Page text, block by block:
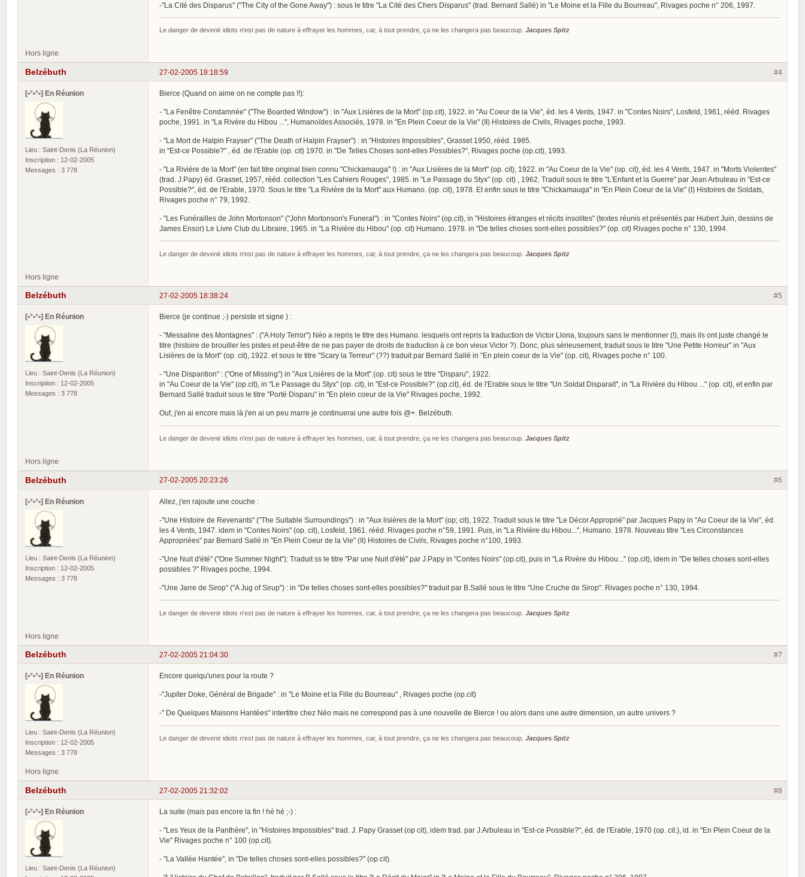
-"La Cité des Disparus" ("The City of the Gone Away") : sous le titre "La Cité des Chers Disparus" (trad. Bernard Sallé) in "Le Moine et la Fille du Bourreau", Rivages poche n° 206, 1997.
Le danger de devenir idiots n'est pas de nature à effrayer les hommes, car, à tout prendre, ça ne les changera pas beaucoup. Jacques Spitz
Hors ligne
#4
27-02-2005 18:18:59
Belzébuth
[•°•°•] En Réunion
Lieu : Saint-Denis (La Réunion)
Inscription : 12-02-2005
Messages : 3 778
Bierce (Quand on aime on ne compte pas !!):
- "La Fenêtre Condamnée" ("The Boarded Window") : in "Aux Lisières de la Mort" (op.cit), 1922. in "Au Coeur de la Vie", éd. les 4 Vents, 1947. in "Contes Noirs", Losfeld, 1961, rééd. Rivages
poche, 1991. in "La Rivère du Hibou ...", Humanoïdes Associés, 1978. in "En Plein Coeur de la Vie" (II) Histoires de Civils, Rivages poche, 1993.
- "La Mort de Halpin Frayser" ("The Death of Halpin Frayser") : in "Histoires Impossibles", Grasset 1950, rééd. 1985.
in "Est-ce Possible?" , éd. de l'Erable (op. cit) 1970. in "De Telles Choses sont-elles Possibles?", Rivages poche (op.cit), 1993.
- "La Rivière de la Mort" (en fait titre original bien connu "Chickamauga" !) : in "Aux Lisières de la Mort" (op. cit), 1922. in "Au Coeur de la Vie" (op. cit), éd. les 4 Vents, 1947. in "Morts Violentes"
(trad. J.Papy) éd. Grasset, 1957, rééd. collection "Les Cahiers Rouges", 1985. in "Le Passage du Styx" (op. cit) , 1962. Traduit sous le titre "L'Enfant et la Guerre" par Jean Arbuleau in "Est-ce
Possible?", éd. de l'Erable, 1970. Sous le titre "La Rivière de la Mort" aux Humano. (op. cit), 1978. Et enfin sous le titre "Chickamauga" in "En Plein Coeur de la Vie" (I) Histoires de Soldats,
Rivages poche n° 79, 1992.
- "Les Funérailles de John Mortonson" ("John Mortonson's Funeral") : in "Contes Noirs" (op.cit), in "Histoires étranges et récits insolites" (textes réunis et présentés par Hubert Juin, dessins de
James Ensor) Le Livre Club du Libraire, 1965. in "La Rivière du Hibou" (op. cit) Humano. 1978. in "De telles choses sont-elles possibles?" (op. cit) Rivages poche n° 130, 1994.
Le danger de devenir idiots n'est pas de nature à effrayer les hommes, car, à tout prendre, ça ne les changera pas beaucoup. Jacques Spitz
Hors ligne
#5
27-02-2005 18:38:24
Belzébuth
[•°•°•] En Réunion
Lieu : Saint-Denis (La Réunion)
Inscription : 12-02-2005
Messages : 3 778
Bierce (je continue ;-) persiste et signe ) :
- "Messaline des Montagnes" : ("A Holy Terror") Néo a repris le titre des Humano. lesquels ont repris la traduction de Victor Llona, toujours sans le mentionner (!), mais ils ont juste changé le
titre (histoire de brouiller les pistes et peut-être de ne pas payer de droits de traduction à ce bon vieux Victor ?). Donc, plus sérieusement, traduit sous le titre "Une Petite Horreur" in "Aux
Lisières de la Mort" (op. cit), 1922. et sous le titre "Scary la Terreur" (??) traduit par Bernard Sallé in "En plein coeur de la Vie" (op. cit), Rivages poche n° 100.
- "Une Disparition" : ("One of Missing") in "Aux Lisières de la Mort" (op. cit) sous le titre "Disparu", 1922.
in "Au Coeur de la Vie" (op.cit), in "Le Passage du Styx" (op. cit), in "Est-ce Possible?" (op.cit), éd. de l'Erable sous le titre "Un Soldat Disparait", in "La Rivière du Hibou ..." (op. cit), et enfin par
Bernard Sallé traduit sous le titre "Porté Disparu" in "En plein coeur de la Vie" Rivages poche, 1992.
Ouf, j'en ai encore mais là j'en ai un peu marre je continuerai une autre fois @+. Belzébuth.
Le danger de devenir idiots n'est pas de nature à effrayer les hommes, car, à tout prendre, ça ne les changera pas beaucoup. Jacques Spitz
Hors ligne
#6
27-02-2005 20:23:26
Belzébuth
[•°•°•] En Réunion
Lieu : Saint-Denis (La Réunion)
Inscription : 12-02-2005
Messages : 3 778
Allez, j'en rajoute une couche :
-"Une Histoire de Revenants" ("The Suitable Surroundings") : in "Aux lisières de la Mort" (op; cit), 1922. Traduit sous le titre "Le Décor Approprié" par Jacques Papy in "Au Coeur de la Vie", éd.
les 4 Vents, 1947. idem in "Contes Noirs" (op. cit), Losfeld, 1961. rééd. Rivages poche n°59, 1991. Puis, in "La Rivière du Hibou...", Humano. 1978. Nouveau titre "Les Circonstances
Appropriées" par Bernard Sallé in "En Plein Coeur de la Vie" (II) Histoires de Civils, Rivages poche n°100, 1993.
-"Une Nuit d'été" ("One Summer Night"): Traduit ss le titre "Par une Nuit d'été" par J.Papy in "Contes Noirs" (op.cit), puis in "La Rivère du Hibou..." (op.cit), idem in "De telles choses sont-elles
possibles ?" Rivages poche, 1994.
-"Une Jarre de Sirop" ("A Jug of Sirup") : in "De telles choses sont-elles possibles?" traduit par B.Sallé sous le titre "Une Cruche de Sirop". Rivages poche n° 130, 1994.
Le danger de devenir idiots n'est pas de nature à effrayer les hommes, car, à tout prendre, ça ne les changera pas beaucoup. Jacques Spitz
Hors ligne
#7
27-02-2005 21:04:30
Belzébuth
[•°•°•] En Réunion
Lieu : Saint-Denis (La Réunion)
Inscription : 12-02-2005
Messages : 3 778
Encore quelqu'unes pour la route ?
-"Jupiter Doke, Général de Brigade" : in "Le Moine et la Fille du Bourreau" , Rivages poche (op.cit)
-" De Quelques Maisons Hantées" intertitre chez Néo mais ne correspond pas à une nouvelle de Bierce ! ou alors dans une autre dimension, un autre univers ?
Le danger de devenir idiots n'est pas de nature à effrayer les hommes, car, à tout prendre, ça ne les changera pas beaucoup. Jacques Spitz
Hors ligne
#8
27-02-2005 21:32:02
Belzébuth
[•°•°•] En Réunion
Lieu : Saint-Denis (La Réunion)
La suite (mais pas encore la fin ! hé hé ;-) :
- "Les Yeux de la Panthère", in "Histoires Impossibles" trad. J. Papy Grasset (op cit), idem trad. par J.Arbuleau in "Est-ce Possible?", éd. de l'Erable, 1970 (op. cit.), id. in "En Plein Coeur de la
Vie" Rivages poche n° 100 (op.cit).
- "La Vallée Hantée", in "De telles choses sont-elles possibles?" (op.cit).